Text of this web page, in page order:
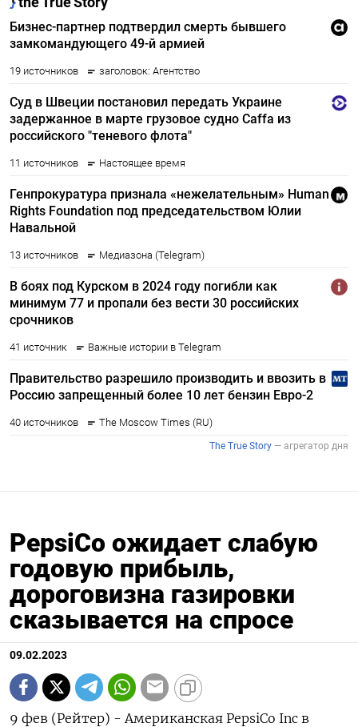
PepsiCo ожидает слабую
годовую прибыль,
дороговизна газировки
сказывается на спросе
09.02.2023
9 фев (Рейтер) - Американская PepsiCo Inc в